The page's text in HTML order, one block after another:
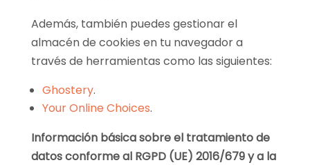
Además, también puedes gestionar el
almacén de cookies en tu navegador a
través de herramientas como las siguientes:
Ghostery.
Your Online Choices.
Información básica sobre el tratamiento de
datos conforme al RGPD (UE) 2016/679 y a la